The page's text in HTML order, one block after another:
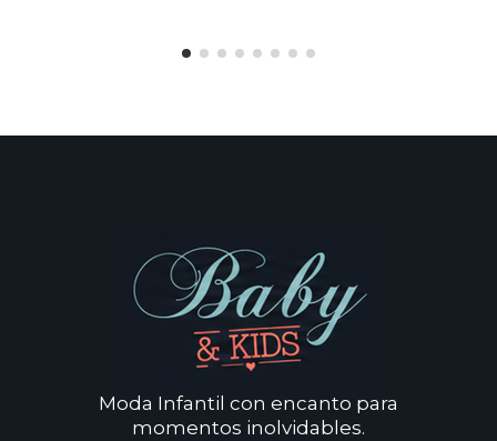
Moda Infantil con encanto para
momentos inolvidables.